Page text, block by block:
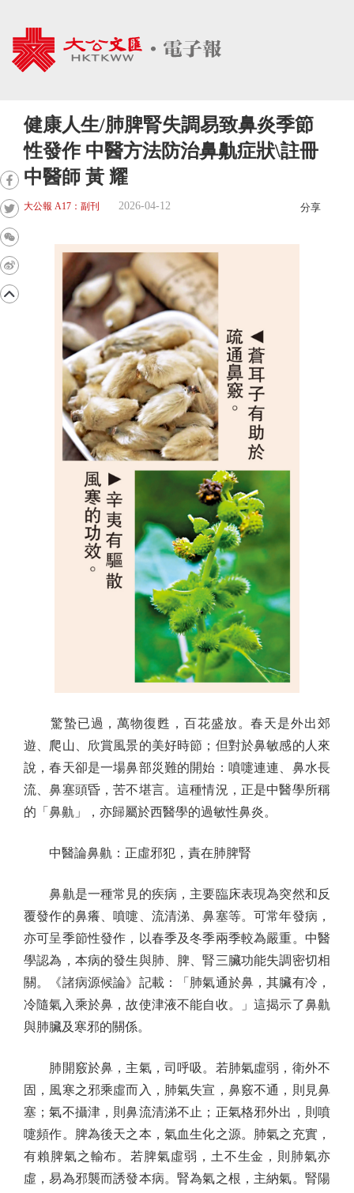
健康人生/肺脾腎失調易致鼻炎季節
性發作 中醫方法防治鼻鼽症狀\註冊
中醫師 黃 耀
大公報 A17：副刊 2026-04-12 分享
驚蟄已過，萬物復甦，百花盛放。春天是外出郊
遊、爬山、欣賞風景的美好時節；但對於鼻敏感的人來
說，春天卻是一場鼻部災難的開始：噴嚏連連、鼻水長
流、鼻塞頭昏，苦不堪言。這種情況，正是中醫學所稱
的「鼻鼽」，亦歸屬於西醫學的過敏性鼻炎。
中醫論鼻鼽：正虛邪犯，責在肺脾腎
鼻鼽是一種常見的疾病，主要臨床表現為突然和反
覆發作的鼻癢、噴嚏、流清涕、鼻塞等。可常年發病，
亦可呈季節性發作，以春季及冬季兩季較為嚴重。中醫
學認為，本病的發生與肺、脾、腎三臟功能失調密切相
關。《諸病源候論》記載：「肺氣通於鼻，其臟有冷，
冷隨氣入乘於鼻，故使津液不能自收。」這揭示了鼻鼽
與肺臟及寒邪的關係。
肺開竅於鼻，主氣，司呼吸。若肺氣虛弱，衛外不
固，風寒之邪乘虛而入，肺氣失宣，鼻竅不通，則見鼻
塞；氣不攝津，則鼻流清涕不止；正氣格邪外出，則噴
嚏頻作。脾為後天之本，氣血生化之源。肺氣之充實，
有賴脾氣之輸布。若脾氣虛弱，土不生金，則肺氣亦
虛，易為邪襲而誘發本病。腎為氣之根，主納氣。腎陽